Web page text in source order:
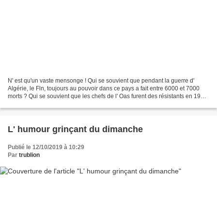
N' est qu'un vaste mensonge ! Qui se souvient que pendant la guerre d'
Algérie, le Fln, toujours au pouvoir dans ce pays a fait entre 6000 et 7000
morts ? Qui se souvient que les chefs de l' Oas furent des résistants en 1940
L' humour grinçant du dimanche
Publié le 12/10/2019 à 10:29
Par trublion